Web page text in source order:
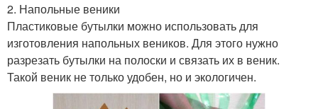
2. Напольные веники
Пластиковые бутылки можно использовать для
изготовления напольных веников. Для этого нужно
разрезать бутылки на полоски и связать их в веник.
Такой веник не только удобен, но и экологичен.